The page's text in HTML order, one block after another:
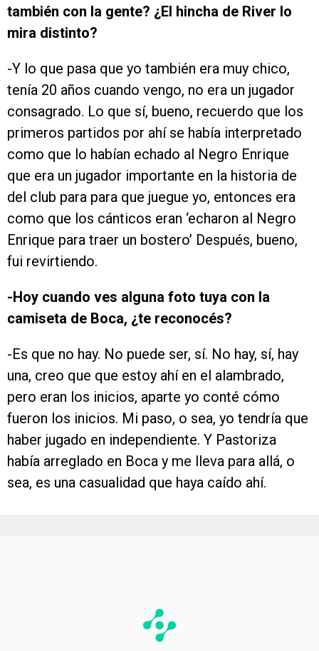
también con la gente? ¿El hincha de River lo
mira distinto?
-Y lo que pasa que yo también era muy chico,
tenía 20 años cuando vengo, no era un jugador
consagrado. Lo que sí, bueno, recuerdo que los
primeros partidos por ahí se había interpretado
como que lo habían echado al Negro Enrique
que era un jugador importante en la historia de
del club para para que juegue yo, entonces era
como que los cánticos eran ‘echaron al Negro
Enrique para traer un bostero’ Después, bueno,
fui revirtiendo.
-Hoy cuando ves alguna foto tuya con la
camiseta de Boca, ¿te reconocés?
-Es que no hay. No puede ser, sí. No hay, sí, hay
una, creo que que estoy ahí en el alambrado,
pero eran los inicios, aparte yo conté cómo
fueron los inicios. Mi paso, o sea, yo tendría que
haber jugado en independiente. Y Pastoriza
había arreglado en Boca y me lleva para allá, o
sea, es una casualidad que haya caído ahí.